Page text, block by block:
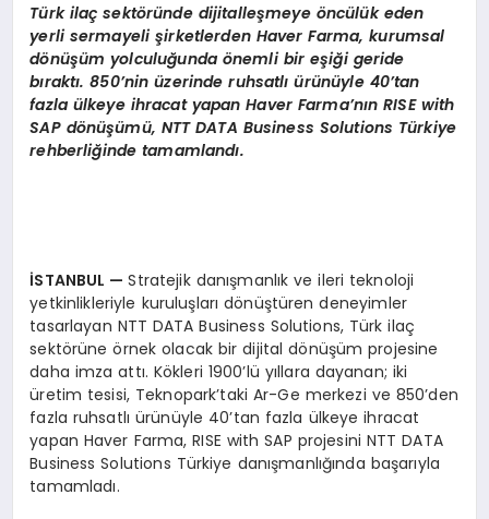
Türk ilaç sektöründe dijitalleşmeye öncülük eden
yerli sermayeli şirketlerden Haver Farma, kurumsal
dönüşüm yolculuğunda önemli bir eşiği geride
bıraktı. 850’nin üzerinde ruhsatlı ürünüyle 40’tan
fazla ülkeye ihracat yapan Haver Farma’nın RISE with
SAP dönüşümü, NTT DATA Business Solutions Türkiye
rehberliğinde tamamlandı.
İSTANBUL —Stratejik danışmanlık ve ileri teknoloji
yetkinlikleriyle kuruluşları dönüştüren deneyimler
tasarlayan NTT DATA Business Solutions, Türk ilaç
sektörüne örnek olacak bir dijital dönüşüm projesine
daha imza attı. Kökleri 1900’lü yıllara dayanan; iki
üretim tesisi, Teknopark’taki Ar-Ge merkezi ve 850’den
fazla ruhsatlı ürünüyle 40’tan fazla ülkeye ihracat
yapan Haver Farma, RISE with SAP projesini NTT DATA
Business Solutions Türkiye danışmanlığında başarıyla
tamamladı.